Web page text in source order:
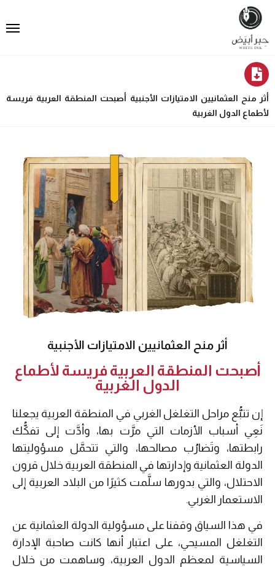
أثر منح العثمانيين الامتيازات الأجنبية أصبحت المنطقة العربية فريسة
لأطماع الدول الغربية
أثر منح العثمانيين الامتيازات الأجنبية
أصبحت المنطقة العربية فريسة لأطماع
الدول الغربية
إن تتبُّع مراحل التغلغل الغربي في المنطقة العربية يجعلنا
نَعِي أسباب الأزمات التي مرَّت بها، وأدَّت إلى تفكُّك
رابطتها، وتَضارُب مصالحها، والتي تتحمَّل مسؤوليتها
الدولة العثمانية وإدارتها في المنطقة العربية خلال قرون
الاحتلال، والتي بدورها سلَّمت كثيرًا من البلاد العربية إلى
الاستعمار الغربي.
في هذا السياق وقفنا على مسؤولية الدولة العثمانية عن
التغلغل المسيحي، على اعتبار أنها كانت صاحبة الإدارة
السياسية لمعظم الدول العربية، وساهمت من خلال